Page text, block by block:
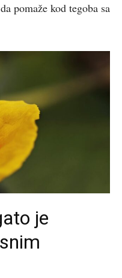
pomaže kod tegoba sa
je